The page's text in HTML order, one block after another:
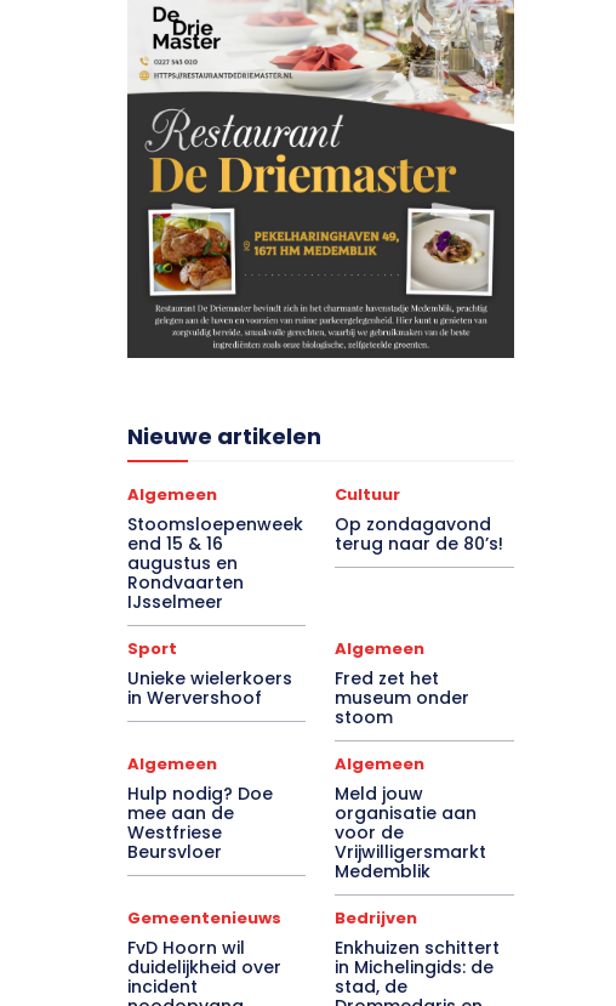
Nieuwe artikelen
Algemeen
Stoomsloepenweek
end 15 & 16
augustus en
Rondvaarten
IJsselmeer
Cultuur
Op zondagavond
terug naar de 80’s!
Sport
Unieke wielerkoers
in Wervershoof
Algemeen
Fred zet het
museum onder
stoom
Algemeen
Hulp nodig? Doe
mee aan de
Westfriese
Beursvloer
Algemeen
Meld jouw
organisatie aan
voor de
Vrijwilligersmarkt
Medemblik
Gemeentenieuws
FvD Hoorn wil
duidelijkheid over
incident
Bedrijven
Enkhuizen schittert
in Michelingids: de
stad, de